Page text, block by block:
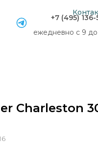
ежедневно с 9
+7 (495) 136-
Charleston